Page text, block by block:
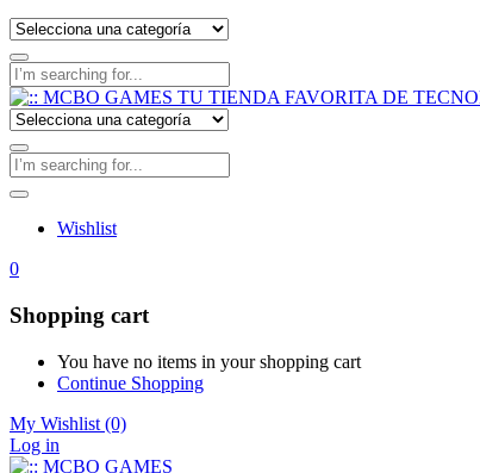
Wishlist
0
Shopping cart
You have no items in your shopping cart
Continue Shopping
My Wishlist (0)
Log in